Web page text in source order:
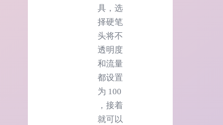
具，选
择硬笔
头将不
透明度
和流量
都设置
为 100
，接着
就可以